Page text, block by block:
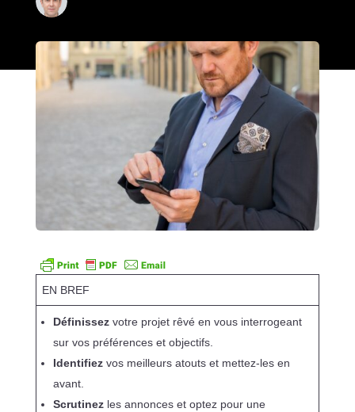
EN BREF
Définissezvotre projet rêvé en vous interrogeant
sur vos préférences et objectifs.
Identifiezvos meilleurs atouts et mettez-les en
avant.
Scrutinezles annonces et optez pour une